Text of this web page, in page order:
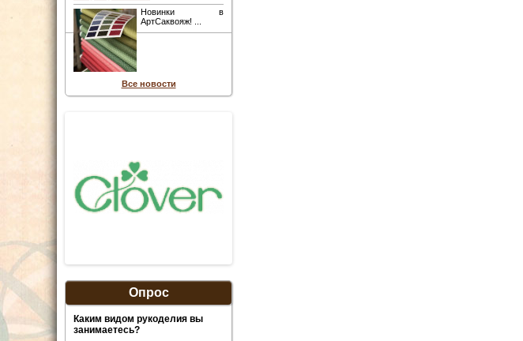
Новинки в
АртСаквояж! ...
Все новости
Опрос
Каким видом рукоделия вы
занимаетесь?